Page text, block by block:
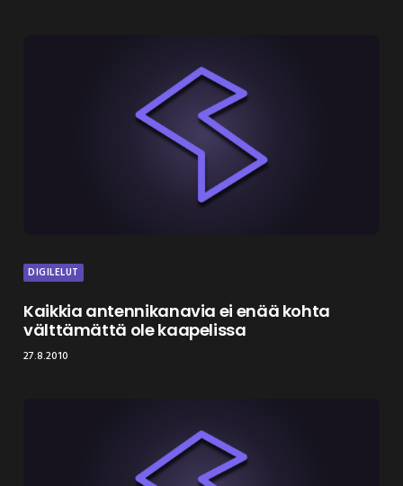
DIGILELUT
Kaikkia antennikanavia ei enää kohta
välttämättä ole kaapelissa
27.8.2010